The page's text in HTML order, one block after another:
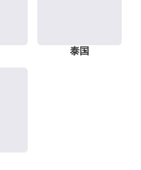
泰国